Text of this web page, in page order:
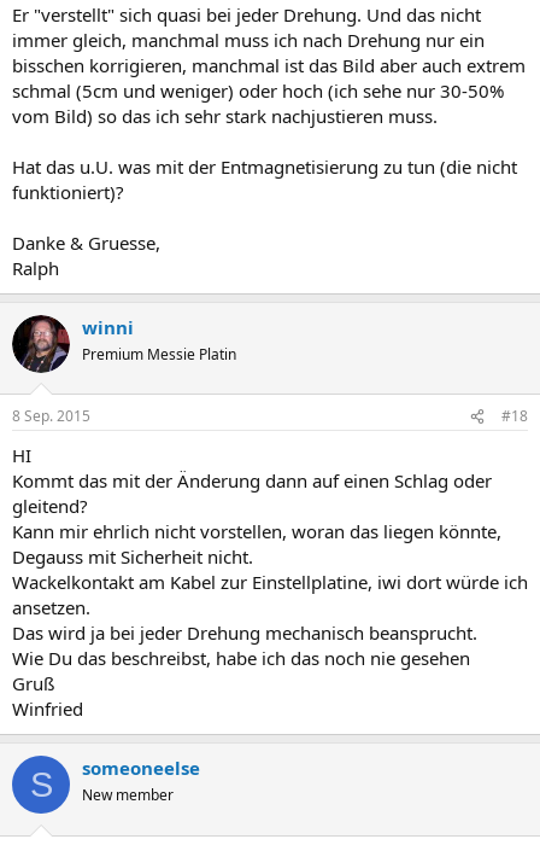
Er "verstellt" sich quasi bei jeder Drehung. Und das nicht
immer gleich, manchmal muss ich nach Drehung nur ein
bisschen korrigieren, manchmal ist das Bild aber auch extrem
schmal (5cm und weniger) oder hoch (ich sehe nur 30-50%
vom Bild) so das ich sehr stark nachjustieren muss.
Hat das u.U. was mit der Entmagnetisierung zu tun (die nicht
funktioniert)?
Danke & Gruesse,
Ralph
winni
Premium Messie Platin
8 Sep. 2015 #18
HI
Kommt das mit der Änderung dann auf einen Schlag oder
gleitend?
Kann mir ehrlich nicht vorstellen, woran das liegen könnte,
Degauss mit Sicherheit nicht.
Wackelkontakt am Kabel zur Einstellplatine, iwi dort würde ich
ansetzen.
Das wird ja bei jeder Drehung mechanisch beansprucht.
Wie Du das beschreibst, habe ich das noch nie gesehen
Gruß
Winfried
S someoneelse
New member